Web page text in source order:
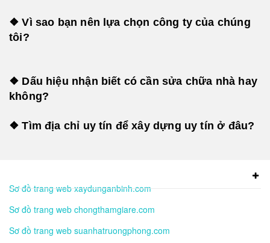
❖ Vì sao bạn nên lựa chọn công ty của chúng
tôi?
❖ Dấu hiệu nhận biết có cần sửa chữa nhà hay
không?
❖ Tìm địa chỉ uy tín để xây dựng uy tín ở đâu?
Sơ đồ trang web xaydunganbinh.com
Sơ đồ trang web chongthamgiare.com
Sơ đồ trang web suanhatruongphong.com